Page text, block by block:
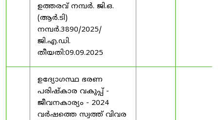
ഉത്തരവ് നമ്പർ. ജി.ഒ.
(ആർ.ടി)
നമ്പർ.3890/2025/
ജി.എ.ഡി.
തീയതി:09.09.2025
ഉദ്യോഗസ്ഥ ഭരണ
പരിഷ്കാര വകുപ്പ് -
ജീവനകാര്യം - 2024
വർഷത്തെ സ്വത്ത് വിവര